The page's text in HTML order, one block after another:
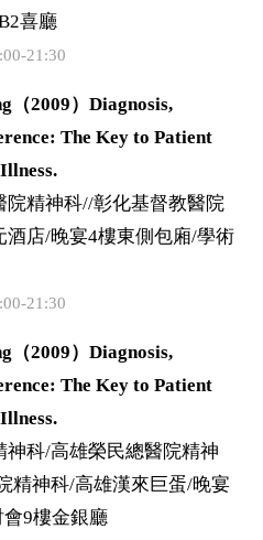
喜廳
21:30
（2009）Diagnosis,
The Key to Patient
院精神科//彰化基督教醫院
酒店/晚宴4樓東側包廂/學術
21:30
（2009）Diagnosis,
The Key to Patient
神科/高雄榮民總醫院精神
精神科/高雄漢來巨蛋/晚宴
9樓金銀廳